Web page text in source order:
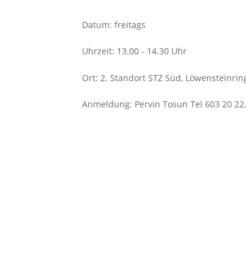
Datum:freitags
Uhrzeit: 13.00 - 14.30 Uhr
Ort:2. Standort STZ Süd,
Anmeldung: Pervin Tosun Tel 603 20